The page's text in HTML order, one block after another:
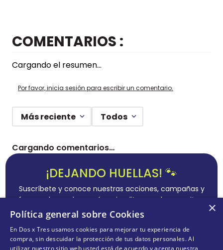
COMENTARIOS
Cargando el resumen…
Por favor, inicia sesión para escribir un comentario.
Más reciente Todos
Cargando comentarios…
¡DEJANDO HUELLAS! 🐾
Suscríbete y conoce nuestras acciones, campañas y
formas de ayudar a más animalitos que lo necesitan.
×
Política general sobre Cookies
En Dos x Tres usamos cookies para mejorar tu experiencia de
compra, sin descuidar la protección de tus datos personales. Al
utilizar nuestro sitio web usted está de acuerdo y acepta nuestra